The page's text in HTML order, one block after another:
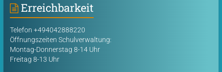
Erreichbarkeit
Telefon +494042888220
Öffnungszeiten Schulverwaltung:
Montag-Donnerstag 8-14 Uhr
Freitag 8-13 Uhr